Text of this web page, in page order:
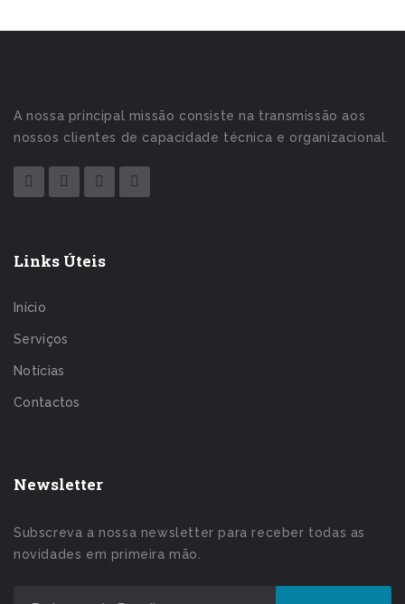
A nossa principal missão consiste na transmissão aos
nossos clientes de capacidade técnica e organizacional.
Links Úteis
Início
Serviços
Notícias
Contactos
Newsletter
Subscreva a nossa newsletter para receber todas as
novidades em primeira mão.